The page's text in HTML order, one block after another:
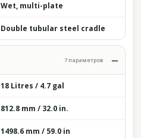
Wet, multi-plate
Double tubular steel cradle
7 параметров
18 Litres / 4.7 gal
812.8 mm / 32.0 in.
1498.6 mm / 59.0 in